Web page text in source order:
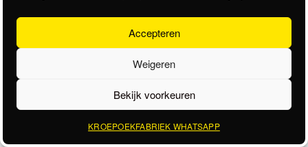
Accepteren
Weigeren
Bekijk voorkeuren
KROEPOEKFABRIEK WHATSAPP